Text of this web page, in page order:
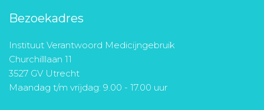
Bezoekadres
Instituut Verantwoord Medicijngebruik
Churchilllaan 11
3527 GV Utrecht
Maandag t/m vrijdag: 9.00 - 17.00 uur